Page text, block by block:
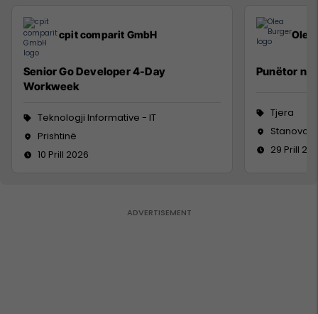
cpit comparit GmbH
Senior Go Developer 4-Day
Workweek
Teknologji Informative - IT
Prishtinë
10 Prill 2026
Olea
Punëtor në
Tjera
Stanovc,
29 Prill